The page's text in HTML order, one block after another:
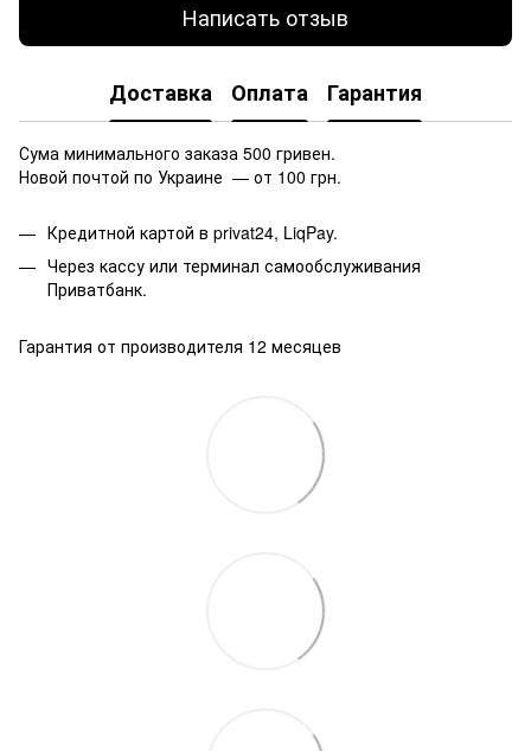
Написать отзыв
Доставка Оплата Гарантия
Сума минимального заказа 500 гривен.
Новой почтой по Украине — от 100 грн.
Кредитной картой в privat24, LiqPay.
Через кассу или терминал самообслуживания
Приватбанк.
Гарантия от производителя 12 месяцев